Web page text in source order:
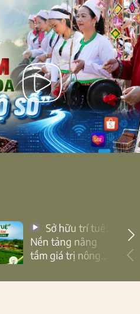
Nền tảng nâng
tầm giá trị nông